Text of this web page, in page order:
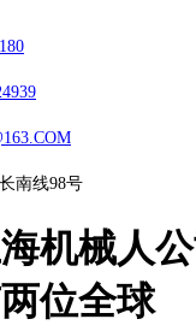
南线98号
机械人
位全球